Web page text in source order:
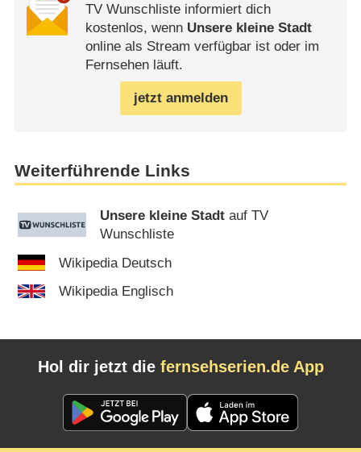
TV Wunschliste informiert dich
kostenlos, wenn Unsere kleine Stadt
online als Stream verfügbar ist oder im
Fernsehen läuft.
jetzt anmelden
Weiterführende Links
Unsere kleine Stadt auf TV
Wunschliste
Wikipedia Deutsch
Wikipedia Englisch
Hol dir jetzt die fernsehserien.de App